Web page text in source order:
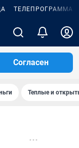
ТЕЛЕПРОГРАММА
Согласен
Теплые и